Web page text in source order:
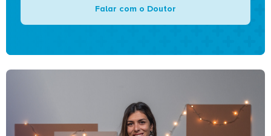
Falar com o Doutor